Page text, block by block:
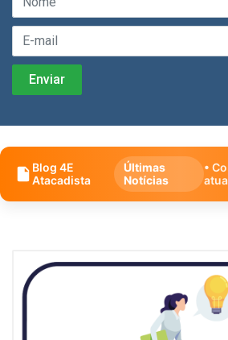
Blog 4E
Atacadista
Últimas
Notícias
•